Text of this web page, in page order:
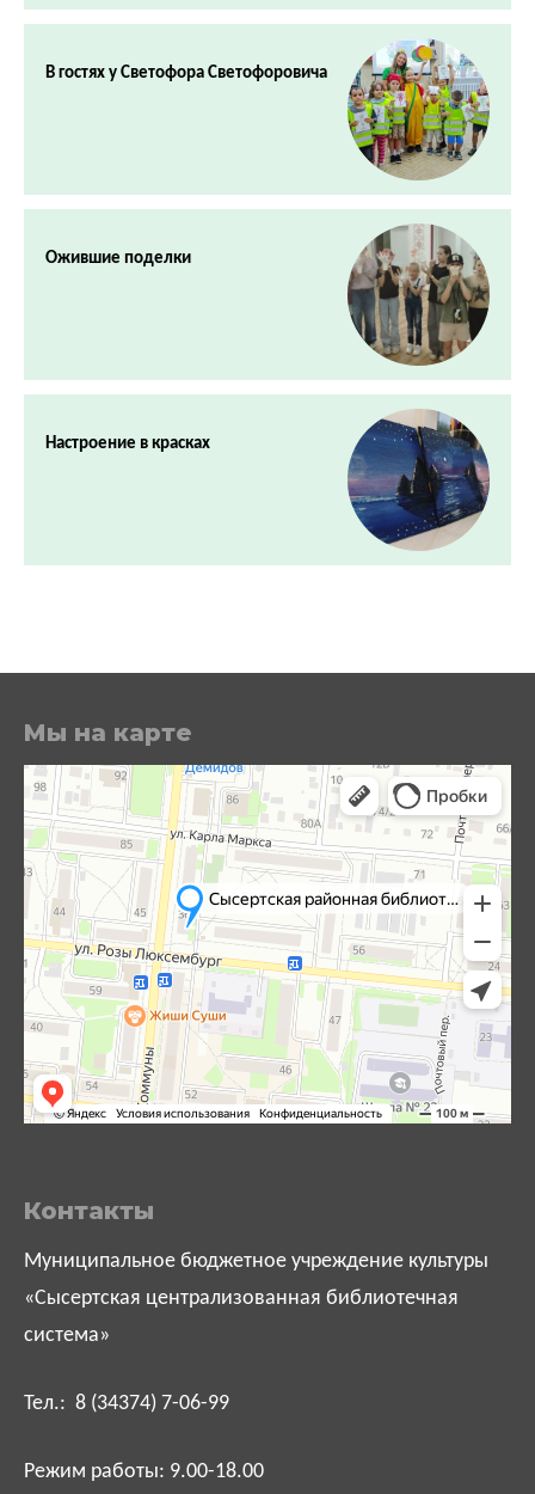
В гостях у Светофора Светофоровича
Ожившие поделки
Настроение в красках
Мы на карте
Контакты
Муниципальное бюджетное учреждение культуры
«Сысертская централизованная библиотечная
система»
Тел.: 8 (34374) 7-06-99
Режим работы: 9.00-18.00